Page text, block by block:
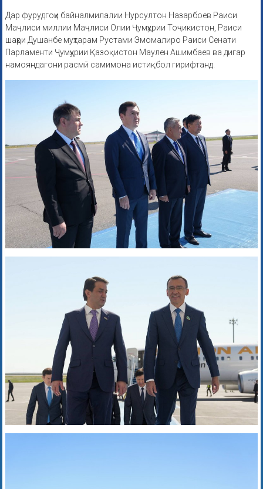
Дар фурудгоҳи байналмилалии Нурсултон Назарбоев Раиси
Маҷлиси миллии Маҷлиси Олии Ҷумҳурии Тоҷикистон, Раиси
шаҳри Душанбе муҳтарам Рустами Эмомалиро Раиси Сенати
Парламенти Ҷумҳурии Қазоқистон Маулен Ашимбаев ва дигар
намояндагони расмӣ самимона истиқбол гирифтанд.